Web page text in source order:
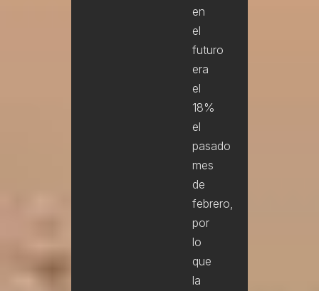
en
el
futuro
era
el
18%
el
pasado
mes
de
febrero,
por
lo
que
la